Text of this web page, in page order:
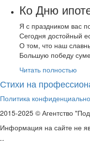
Ко Дню
Я с праздником вас
Сегодня достойный
О том, что наш
Большую победу
Читать полностью
Стихи на
Политика
2015-2025 © Агентство
Информация на сайте не